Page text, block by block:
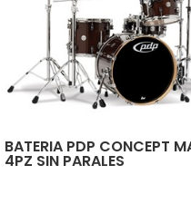
BATERIA PDP CONCEPT
4PZ SIN PARALES